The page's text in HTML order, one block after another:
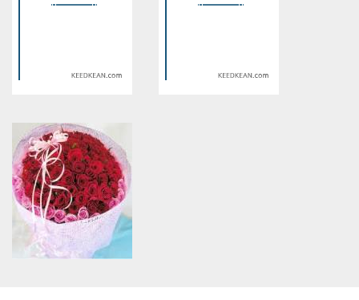
will throw an Error in a future
will throw an Error in a future
Warning: Use of undefined
constant article_topic -
assumed 'article_topic' (this
will throw an Error in a future
version of PHP) in
/home/keedkean/domains/keedkean.com/public_html/include/article/
on line534
รักเเท้ที่สั่นๆ